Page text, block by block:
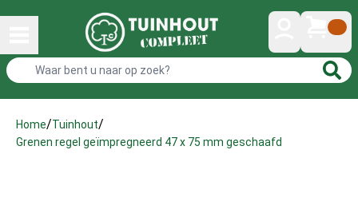
Home/Tuinhout/
Grenen regel geïmpregneerd 47 x 75 mm geschaafd